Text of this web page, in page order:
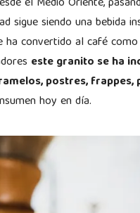
sigue siendo una bebida
convertido al café
este granito se ha
postres, frappes,
hoy en día.